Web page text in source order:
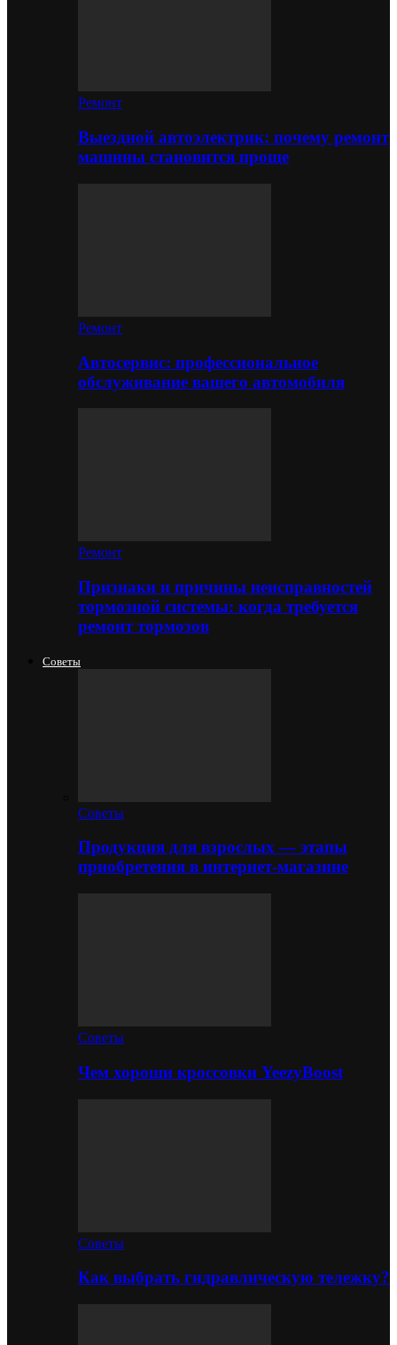
Ремонт
Выездной автоэлектрик: почему ремонт
машины становится проще
Ремонт
Автосервис: профессиональное
обслуживание вашего автомобиля
Ремонт
Признаки и причины неисправностей
тормозной системы: когда требуется
ремонт тормозов
Советы
Советы
Продукция для взрослых — этапы
приобретения в интернет-магазине
Советы
Чем хороши кроссовки YeezyBoost
Советы
Как выбрать гидравлическую тележку?